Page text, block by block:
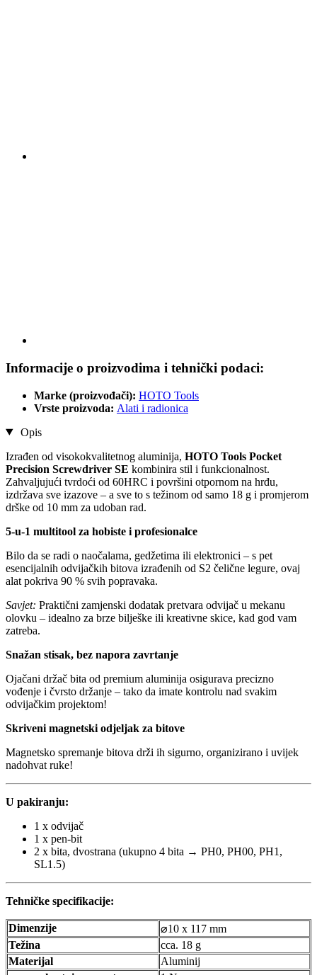
Informacije o proizvodima i tehnički podaci:
Marke (proizvođači): HOTO Tools
Vrste proizvoda: Alati i radionica
Opis
Izrađen od visokokvalitetnog aluminija, HOTO Tools Pocket
Precision Screwdriver SE kombinira stil i funkcionalnost.
Zahvaljujući tvrdoći od 60HRC i površini otpornom na hrđu,
izdržava sve izazove – a sve to s težinom od samo 18 g i promjerom
drške od 10 mm za udoban rad.
5-u-1 multitool za hobiste i profesionalce
Bilo da se radi o naočalama, gedžetima ili elektronici – s pet
esencijalnih odvijačkih bitova izrađenih od S2 čelične legure, ovaj
alat pokriva 90 % svih popravaka.
Savjet: Praktični zamjenski dodatak pretvara odvijač u mekanu
olovku – idealno za brze bilješke ili kreativne skice, kad god vam
zatreba.
Snažan stisak, bez napora zavrtanje
Ojačani držač bita od premium aluminija osigurava precizno
vođenje i čvrsto držanje – tako da imate kontrolu nad svakim
odvijačkim projektom!
Skriveni magnetski odjeljak za bitove
Magnetsko spremanje bitova drži ih sigurno, organizirano i uvijek
nadohvat ruke!
U pakiranju:
1 x odvijač
1 x pen-bit
2 x bita, dvostrana (ukupno 4 bita → PH0, PH00, PH1,
SL1.5)
Tehničke specifikacije:
Dimenzije
⌀10 x 117 mm
Težina
cca. 18 g
Materijal
Aluminij